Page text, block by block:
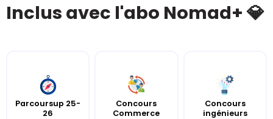
Inclus avec l'abo Nomad+ 💎
Parcoursup 25-
26
Concours
Commerce
Concours
ingénieurs